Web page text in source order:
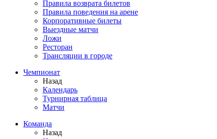
Правила возврата билетов
Правила поведения на арене
Корпоративные билеты
Выездные матчи
Ложи
Ресторан
Трансляции в городе
Чемпионат
Назад
Календарь
Турнирная таблица
Матчи
Команда
Назад